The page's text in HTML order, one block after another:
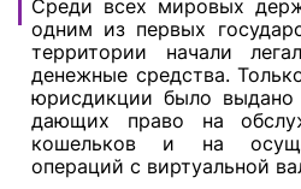
Среди всех мировых
одним из первых
территории начали
денежные средства.
юрисдикции было
дающих право на
кошельков и на
операций с виртуальной